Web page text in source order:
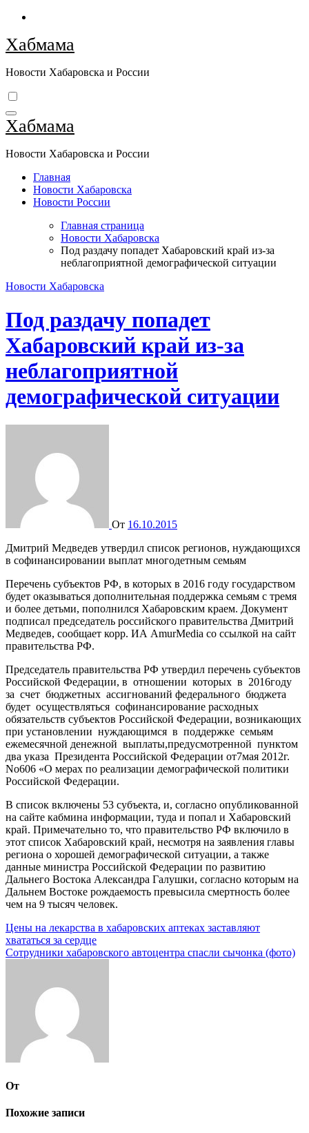
Перейти
содержимому
Хабмама
Новости Хабаровска и России
Хабмама
Новости Хабаровска и России
Главная
Новости Хабаровска
Новости России
Главная страница
Новости Хабаровска
Под раздачу попадет Хабаровский край из-за
неблагоприятной демографической ситуации
Новости Хабаровска
Под раздачу попадет
Хабаровский край из-за
неблагоприятной
демографической ситуации
От 16.10.2015
Дмитрий Медведев утвердил список регионов, нуждающихся
в софинансировании выплат многодетным семьям
Перечень субъектов РФ, в которых в 2016 году государством
будет оказываться дополнительная поддержка семьям с тремя
и более детьми, пополнился Хабаровским краем. Документ
подписал председатель российского правительства Дмитрий
Медведев, сообщает корр. ИА AmurMedia со ссылкой на сайт
правительства РФ.
Председатель правительства РФ утвердил перечень субъектов
Российской Федерации, в отношении которых в 2016году
за счет бюджетных ассигнований федерального бюджета
будет осуществляться софинансирование расходных
обязательств субъектов Российской Федерации, возникающих
при установлении нуждающимся в поддержке семьям
ежемесячной денежной выплаты,предусмотренной пунктом
два указа Президента Российской Федерации от7мая 2012г.
No606 «О мерах по реализации демографической политики
Российской Федерации.
В список включены 53 субъекта, и, согласно опубликованной
на сайте кабмина информации, туда и попал и Хабаровский
край. Примечательно то, что правительство РФ включило в
этот список Хабаровский край, несмотря на заявления главы
региона о хорошей демографической ситуации, а также
данные министра Российской Федерации по развитию
Дальнего Востока Александра Галушки, согласно которым на
Дальнем Востоке рождаемость превысила смертность более
чем на 9 тысяч человек.
Навигация
по
Цены на лекарства в хабаровских аптеках заставляют
хвататься за сердце
Сотрудники хабаровского автоцентра спасли сычонка (фото)
От
Похожие записи